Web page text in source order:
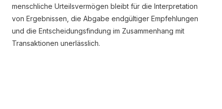
menschliche Urteilsvermögen bleibt für die Interpretation
von Ergebnissen, die Abgabe endgültiger Empfehlungen
und die Entscheidungsfindung im Zusammenhang mit
Transaktionen unerlässlich.